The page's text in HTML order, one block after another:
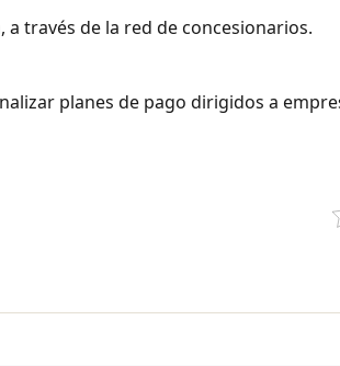
través de la red de concesionarios.
planes de pago dirigidos a